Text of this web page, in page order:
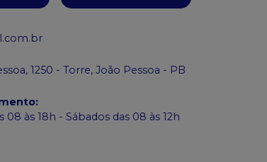
1250 - Torre, João Pessoa - PB
:
08 às 18h - Sábados das 08 às 12h